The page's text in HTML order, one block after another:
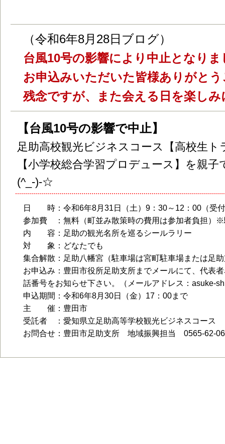
（令和6年8月28日ブログ）
台風10号の影響により中止となりま
お申込みいただいた皆様ありがと
残念ですが、また会える日を楽し
【台風10号の影響で中止】
足助高校観光ビジネスコース【高校生ト
【小学校総合学習プロデュース】を親
(^_-)-☆
日 時：令和6年8月31日（土）9：30～12：00（受
参加費 ：無料（町並み散策時の費用は参加者負担）※
内 容：足助の観光名所を巡るシールラリー
対 象：どなたでも
集合解散：足助八幡宮（駐車場は宮町駐車場または足
お申込み：豊田市役所足助支所までメールにて、代表
話番号をお知らせ下さい。（メールアドレス：asuke-
申込期間：令和6年8月30日（金）17：00まで
主 催：豊田市
受託者 ：愛知県立足助高等学校観光ビジネスコース
お問合せ：豊田市足助支所 地域振興担当 0565-62-